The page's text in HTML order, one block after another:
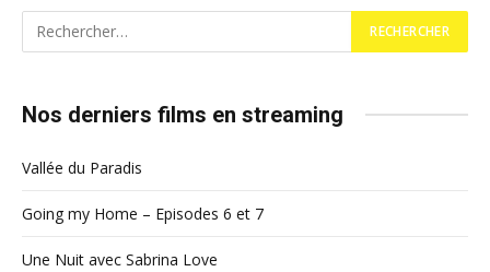
Nos derniers films en streaming
Vallée du Paradis
Going my Home – Episodes 6 et 7
Une Nuit avec Sabrina Love